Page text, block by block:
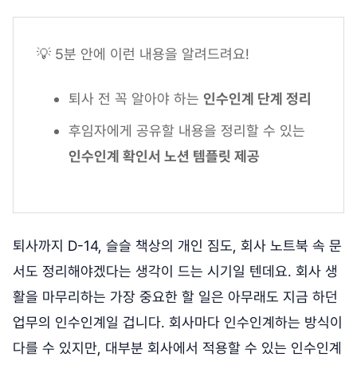
💡 5분 안에 이런 내용을 알려드려요!
퇴사 전 꼭 알아야 하는 인수인계 단계 정리
후임자에게 공유할 내용을 정리할 수 있는
인수인계 확인서 노션 템플릿 제공
퇴사까지 D-14, 슬슬 책상의 개인 짐도, 회사 노트북 속 문
서도 정리해야겠다는 생각이 드는 시기일 텐데요. 회사 생
활을 마무리하는 가장 중요한 할 일은 아무래도 지금 하던
업무의 인수인계일 겁니다. 회사마다 인수인계하는 방식이
다를 수 있지만, 대부분 회사에서 적용할 수 있는 인수인계